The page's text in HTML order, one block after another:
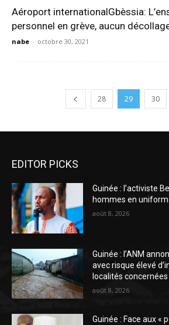
Aéroport internationalGbèssia:
personnel en grève, aucun
nabe - octobre 30, 2021
28 29 30
EDITOR PICKS
Guinée : l’activiste
hommes en
août 8, 2026
Guinée : l’ANM
avec risque élevé
localités concernées
août 8, 2026
Guinée : Face aux «